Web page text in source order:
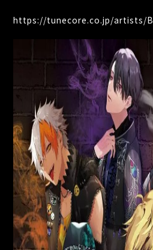
https://tunecore.co.jp/artists/